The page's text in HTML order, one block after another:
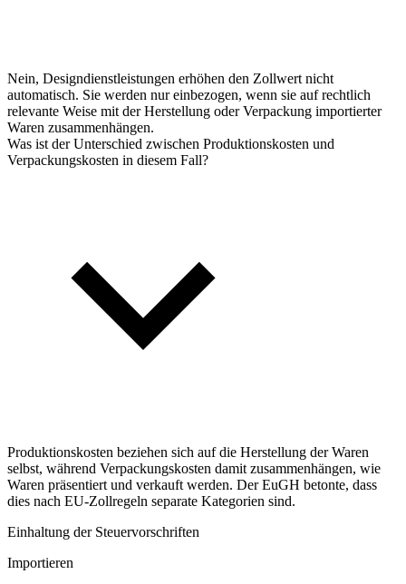
Nein, Designdienstleistungen erhöhen den Zollwert nicht
automatisch. Sie werden nur einbezogen, wenn sie auf rechtlich
relevante Weise mit der Herstellung oder Verpackung importierter
Waren zusammenhängen.
Was ist der Unterschied zwischen Produktionskosten und
Verpackungskosten in diesem Fall?
Produktionskosten beziehen sich auf die Herstellung der Waren
selbst, während Verpackungskosten damit zusammenhängen, wie
Waren präsentiert und verkauft werden. Der EuGH betonte, dass
dies nach EU-Zollregeln separate Kategorien sind.
Einhaltung der Steuervorschriften
Importieren